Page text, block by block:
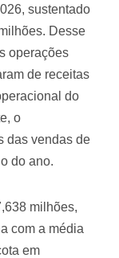
sustentado
Desse
operações
de receitas
do
o
das vendas de
do ano.
milhões,
com a média
em